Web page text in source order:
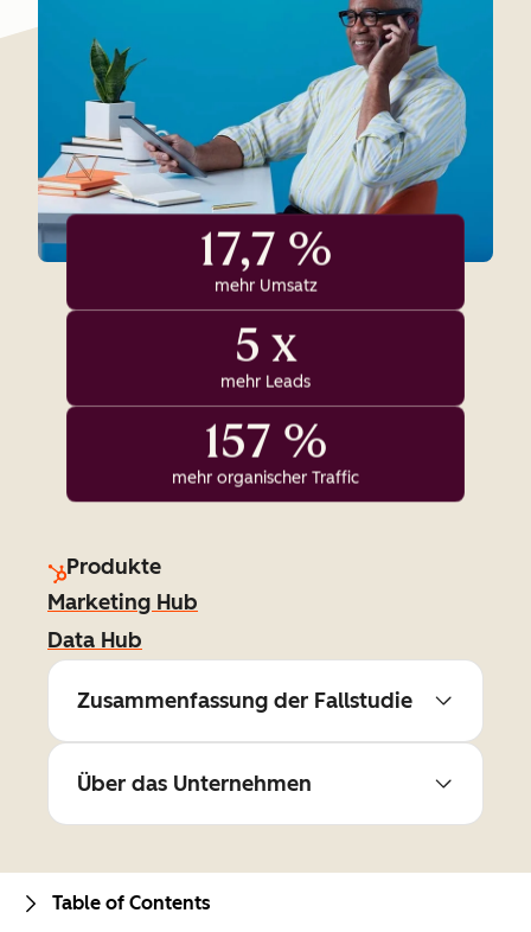
17,7 %
mehr Umsatz
5 x
mehr Leads
157 %
mehr organischer Traffic
Produkte
Marketing Hub
Data Hub
Zusammenfassung der Fallstudie
Über das Unternehmen
Table of Contents